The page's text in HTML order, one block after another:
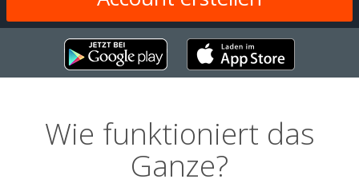
Wie funktioniert das
Ganze?